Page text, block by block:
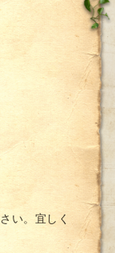
い。宜しく